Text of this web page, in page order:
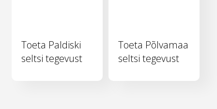
Toeta Paldiski
seltsi tegevust
Toeta Põlvamaa
seltsi tegevust